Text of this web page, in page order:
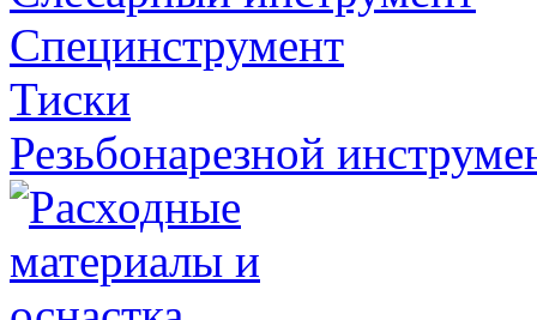
Специнструмент
Тиски
Резьбонарезной